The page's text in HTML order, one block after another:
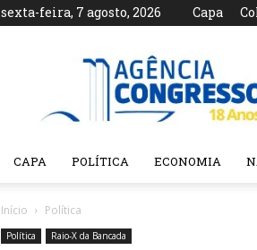
sexta-feira, 7 agosto, 2026 Capa
Agência
CAPA POLÍTICA ECONOMIA
Início Política
Política Raio-X da Bancada